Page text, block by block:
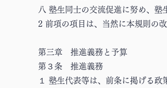
八 塾生同士の交流促進に努め、塾
2 前項の項目は、当然に本規則の
第三章 推進義務と予算
第３条 推進義務
１ 塾生代表等は、前条に掲げる政